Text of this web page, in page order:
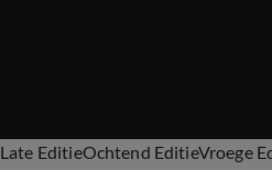
Late EditieOchtend EditieVroege